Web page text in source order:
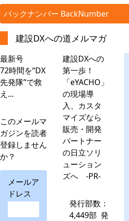
バックナンバー BackNumber
建設DXへの道メルマガ
最新号
72時間を“DX
先発隊”で救
え...
このメールマ
ガジンを読者
登録しません
か？
メールア
ドレス
建設DXへの
第一歩！
「eYACHO」
の現場導
入、カスタ
マイズなら
販売・開発
パートナー
の日立ソリ
ューション
ズへ -PR-
発行部数：
4,449部 発